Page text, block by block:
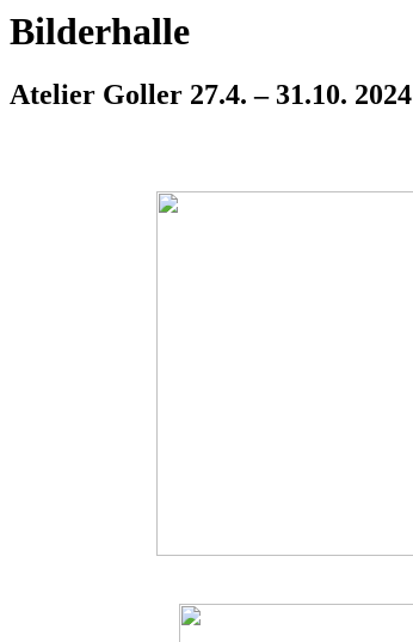
Bilderhalle
Atelier Goller 27.4. – 31.10. 2024